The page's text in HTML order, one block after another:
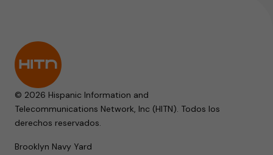
© 2026 Hispanic Information and
Telecommunications Network, Inc (HITN). Todos los
derechos reservados.
Brooklyn Navy Yard